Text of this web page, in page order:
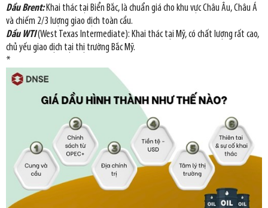
Dầu Brent:Khai thác tại Biển Bắc, là chuẩn giá cho khu vực Châu Âu, Châu Á
và chiếm 2/3 lượng giao dịch toàn cầu.
Dầu WTI(West Texas Intermediate): Khai thác tại Mỹ, có chất lượng rất cao,
chủ yếu giao dịch tại thị trường Bắc Mỹ.
*